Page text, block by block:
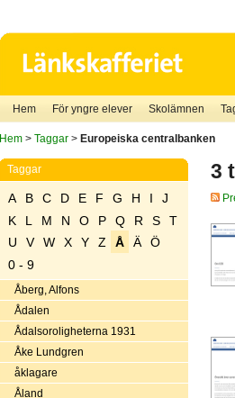
Hem För yngre elever Skolämnen
Hem> Taggar> Europeiska centralbanken
Taggar
A B C D E F G H I
J
K
L M N O P Q R S
T
U
V W X Y Z Å Ä
Ö
0 - 9
Åberg, Alfons
Ådalen
Ådalsoroligheterna 1931
Åke Lundgren
åklagare
Åland
3